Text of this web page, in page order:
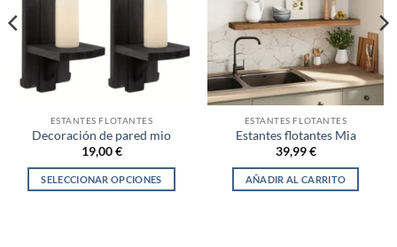
la
de
elegir
en
la
página
de
producto
ESTANTES FLOTANTES
Decoración de pared mio
19,00€
SELECCIONAR OPCIONES
ESTANTES FLOTANTES
Estantes flotantes Mia
39,99€
AÑADIR AL CARRITO